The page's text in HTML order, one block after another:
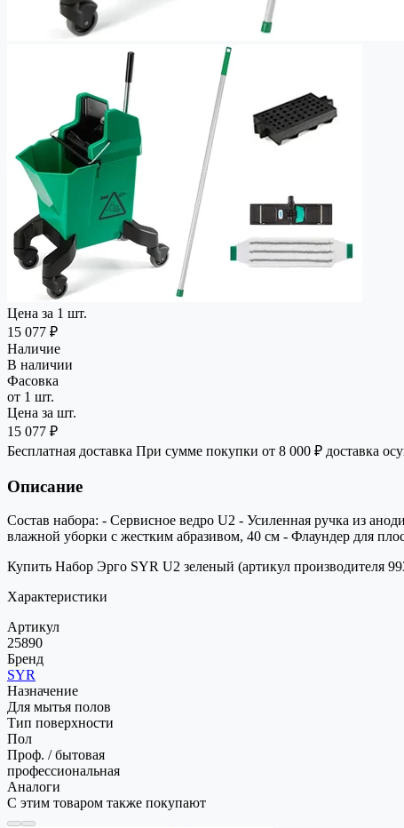
Цена за 1 шт.
15 077 ₽
Наличие
В наличии
Фасовка
от 1 шт.
Цена за шт.
15 077 ₽
Бесплатная доставка При сумме покупки от 8 000 ₽ доставка
Описание
Состав набора: - Сервисное ведро U2 - Усиленная ручка из
влажной уборки с жестким абразивом, 40 см - Флаундер для
Купить Набор Эрго SYR U2 зеленый (артикул производителя
Характеристики
Артикул
25890
Бренд
SYR
Назначение
Для мытья полов
Тип поверхности
Пол
Проф. / бытовая
профессиональная
Аналоги
С этим товаром также покупают